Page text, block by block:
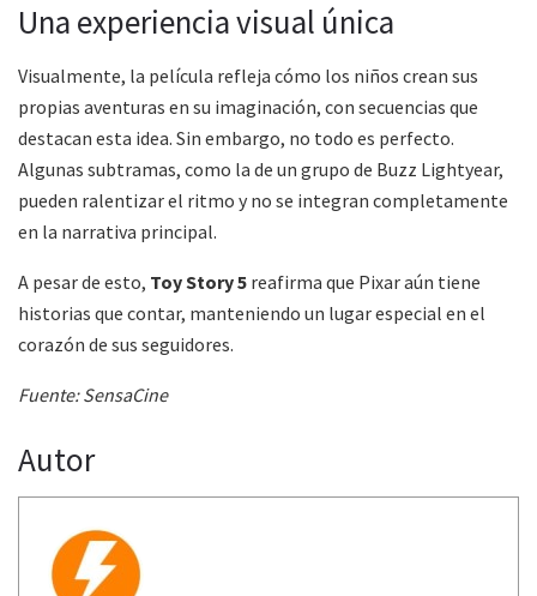
Una experiencia visual única
Visualmente, la película refleja cómo los niños crean sus
propias aventuras en su imaginación, con secuencias que
destacan esta idea. Sin embargo, no todo es perfecto.
Algunas subtramas, como la de un grupo de Buzz Lightyear,
pueden ralentizar el ritmo y no se integran completamente
en la narrativa principal.
A pesar de esto, Toy Story 5 reafirma que Pixar aún tiene
historias que contar, manteniendo un lugar especial en el
corazón de sus seguidores.
Fuente: SensaCine
Autor